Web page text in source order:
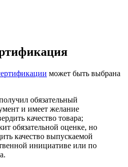
может быть выбрана
обязательный
и имеет желание
качество товара;
обязательной оценке, но
качество выпускаемой
инициативе или по